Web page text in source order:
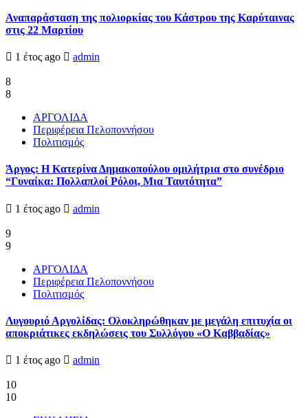
Αναπαράσταση της πολιορκίας του Κάστρου της Καρύταινας
στις 22 Μαρτίου
1 έτος ago admin
8
8
ΑΡΓΟΛΙΔΑ
Περιφέρεια Πελοποννήσου
Πολιτισμός
Άργος: Η Κατερίνα Δημακοπούλου ομιλήτρια στο συνέδριο
“Γυναίκα: Πολλαπλοί Ρόλοι, Μια Ταυτότητα”
1 έτος ago admin
9
9
ΑΡΓΟΛΙΔΑ
Περιφέρεια Πελοποννήσου
Πολιτισμός
Λυγουριό Αργολίδας: Ολοκληρώθηκαν με μεγάλη επιτυχία οι
αποκριάτικες εκδηλώσεις του Συλλόγου «Ο Καββαδίας»
1 έτος ago admin
10
10